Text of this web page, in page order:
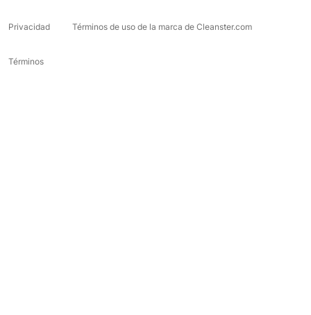
Privacidad Términos de uso de la marca de Cleanster.com
Términos